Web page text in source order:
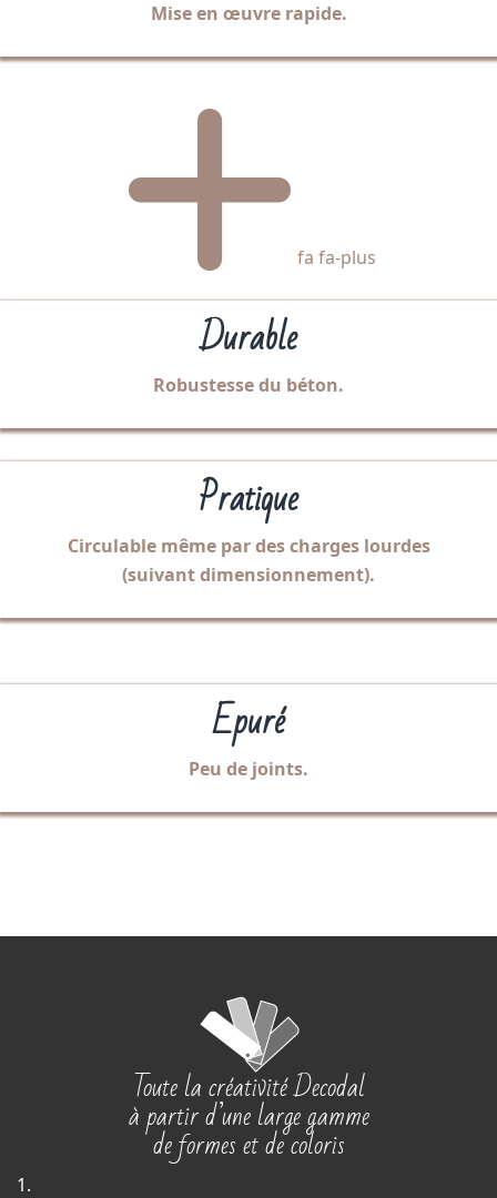
Mise en œuvre rapide.
fa fa-plus
Durable
Robustesse du béton.
Pratique
Circulable même par des charges lourdes
(suivant dimensionnement).
Epuré
Peu de joints.
Toute la créativité Decodal
à partir d’une large gamme
de formes et de coloris